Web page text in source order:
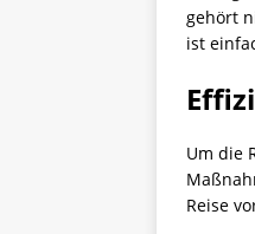
gehört
ist
Um die
Reise